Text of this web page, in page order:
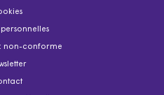
: non-conforme